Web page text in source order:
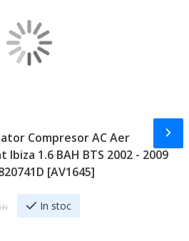
Compresor AC Aer
1.6 BAH BTS 2002 - 2009
[AV1645]
In stoc